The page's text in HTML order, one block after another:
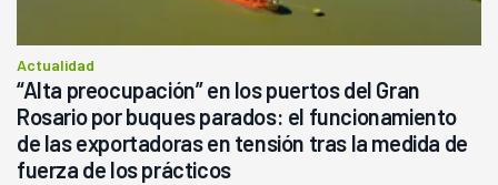
Actualidad
“Alta preocupación” en los puertos del Gran
Rosario por buques parados: el funcionamiento
de las exportadoras en tensión tras la medida de
fuerza de los prácticos